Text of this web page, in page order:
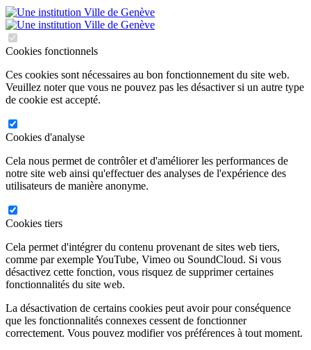
Cookies fonctionnels
Ces cookies sont nécessaires au bon fonctionnement du site web.
Veuillez noter que vous ne pouvez pas les désactiver si un autre type
de cookie est accepté.
Cookies d'analyse
Cela nous permet de contrôler et d'améliorer les performances de
notre site web ainsi qu'effectuer des analyses de l'expérience des
utilisateurs de manière anonyme.
Cookies tiers
Cela permet d'intégrer du contenu provenant de sites web tiers,
comme par exemple YouTube, Vimeo ou SoundCloud. Si vous
désactivez cette fonction, vous risquez de supprimer certaines
fonctionnalités du site web.
La désactivation de certains cookies peut avoir pour conséquence
que les fonctionnalités connexes cessent de fonctionner
correctement. Vous pouvez modifier vos préférences à tout moment.